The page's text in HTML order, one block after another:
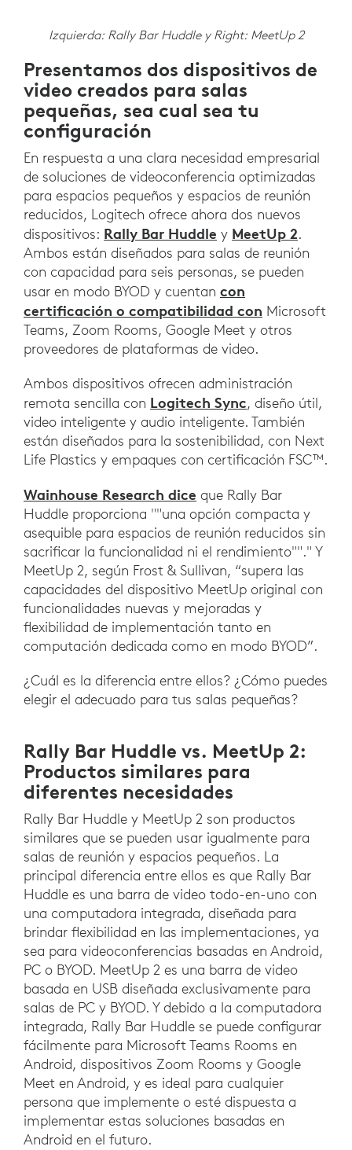
Izquierda: Rally Bar Huddle y Right: MeetUp 2
Presentamos dos dispositivos de
video creados para salas
pequeñas, sea cual sea tu
configuración
En respuesta a una clara necesidad empresarial
de soluciones de videoconferencia optimizadas
para espacios pequeños y espacios de reunión
reducidos, Logitech ofrece ahora dos nuevos
dispositivos: Rally Bar Huddle y MeetUp 2.
Ambos están diseñados para salas de reunión
con capacidad para seis personas, se pueden
usar en modo BYOD y cuentan con
certificación o compatibilidad con Microsoft
Teams, Zoom Rooms, Google Meet y otros
proveedores de plataformas de video.
Ambos dispositivos ofrecen administración
remota sencilla con Logitech Sync, diseño útil,
video inteligente y audio inteligente. También
están diseñados para la sostenibilidad, con Next
Life Plastics y empaques con certificación FSC™.
Wainhouse Research dice que Rally Bar
Huddle proporciona ""una opción compacta y
asequible para espacios de reunión reducidos sin
sacrificar la funcionalidad ni el rendimiento""." Y
MeetUp 2, según Frost & Sullivan, “supera las
capacidades del dispositivo MeetUp original con
funcionalidades nuevas y mejoradas y
flexibilidad de implementación tanto en
computación dedicada como en modo BYOD”.
¿Cuál es la diferencia entre ellos? ¿Cómo puedes
elegir el adecuado para tus salas pequeñas?
Rally Bar Huddle vs. MeetUp 2:
Productos similares para
diferentes necesidades
Rally Bar Huddle y MeetUp 2 son productos
similares que se pueden usar igualmente para
salas de reunión y espacios pequeños. La
principal diferencia entre ellos es que Rally Bar
Huddle es una barra de video todo-en-uno con
una computadora integrada, diseñada para
brindar flexibilidad en las implementaciones, ya
sea para videoconferencias basadas en Android,
PC o BYOD. MeetUp 2 es una barra de video
basada en USB diseñada exclusivamente para
salas de PC y BYOD. Y debido a la computadora
integrada, Rally Bar Huddle se puede configurar
fácilmente para Microsoft Teams Rooms en
Android, dispositivos Zoom Rooms y Google
Meet en Android, y es ideal para cualquier
persona que implemente o esté dispuesta a
implementar estas soluciones basadas en
Android en el futuro.